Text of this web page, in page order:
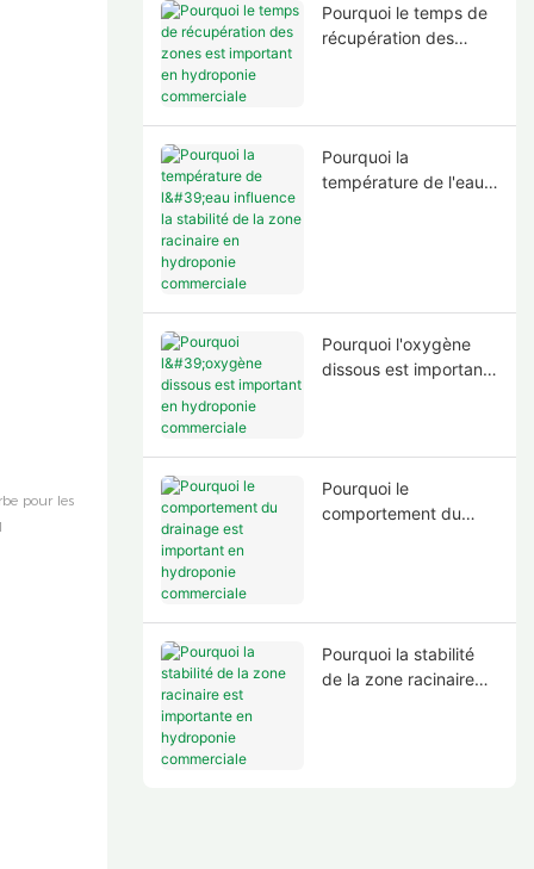
Pourquoi le temps de
récupération des
Pourquoi la
température de l'eau
Pourquoi l'oxygène
dissous est important
Pourquoi le
comportement du
Pourquoi la stabilité
de la zone racinaire